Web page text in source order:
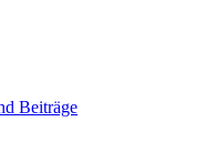
Beiträge